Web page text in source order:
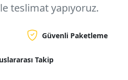
teslimat yapıyoruz.
Güvenli Paketleme
Takip